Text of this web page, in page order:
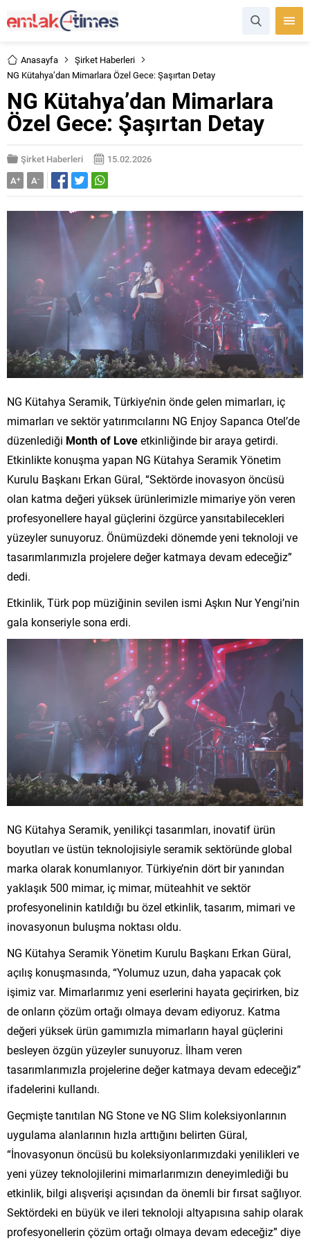
Anasayfa
Şirket Haberleri
NG Kütahya’dan Mimarlara Özel Gece: Şaşırtan Detay
NG Kütahya’dan Mimarlara
Özel Gece: Şaşırtan Detay
Şirket Haberleri
15.02.2026
A+ A-
NG Kütahya Seramik, Türkiye’nin önde gelen mimarları, iç
mimarları ve sektör yatırımcılarını NG Enjoy Sapanca Otel’de
düzenlediği Month of Loveetkinliğinde bir araya getirdi.
Etkinlikte konuşma yapan NG Kütahya Seramik Yönetim
Kurulu Başkanı Erkan Güral, “Sektörde inovasyon öncüsü
olan katma değeri yüksek ürünlerimizle mimariye yön veren
profesyonellere hayal güçlerini özgürce yansıtabilecekleri
yüzeyler sunuyoruz. Önümüzdeki dönemde yeni teknoloji ve
tasarımlarımızla projelere değer katmaya devam edeceğiz”
dedi.
Etkinlik, Türk pop müziğinin sevilen ismi Aşkın Nur Yengi’nin
gala konseriyle sona erdi.
NG Kütahya Seramik, yenilikçi tasarımları, inovatif ürün
boyutları ve üstün teknolojisiyle seramik sektöründe global
marka olarak konumlanıyor. Türkiye’nin dört bir yanından
yaklaşık 500 mimar, iç mimar, müteahhit ve sektör
profesyonelinin katıldığı bu özel etkinlik, tasarım, mimari ve
inovasyonun buluşma noktası oldu.
NG Kütahya Seramik Yönetim Kurulu Başkanı Erkan Güral,
açılış konuşmasında, “Yolumuz uzun, daha yapacak çok
işimiz var. Mimarlarımız yeni eserlerini hayata geçirirken, biz
de onların çözüm ortağı olmaya devam ediyoruz. Katma
değeri yüksek ürün gamımızla mimarların hayal güçlerini
besleyen özgün yüzeyler sunuyoruz. İlham veren
tasarımlarımızla projelerine değer katmaya devam edeceğiz”
ifadelerini kullandı.
Geçmişte tanıtılan NG Stone ve NG Slim koleksiyonlarının
uygulama alanlarının hızla arttığını belirten Güral,
“İnovasyonun öncüsü bu koleksiyonlarımızdaki yenilikleri ve
yeni yüzey teknolojilerini mimarlarımızın deneyimlediği bu
etkinlik, bilgi alışverişi açısından da önemli bir fırsat sağlıyor.
Sektördeki en büyük ve ileri teknoloji altyapısına sahip olarak
profesyonellerin çözüm ortağı olmaya devam edeceğiz” diye